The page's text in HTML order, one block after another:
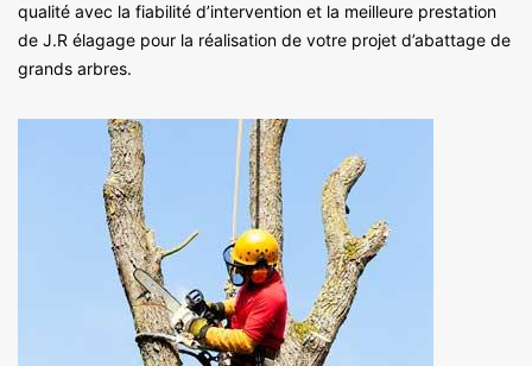
qualité avec la fiabilité d’intervention et la meilleure prestation
de J.R élagage pour la réalisation de votre projet d’abattage de
grands arbres.